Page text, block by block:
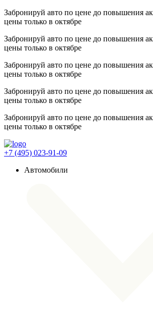
Забронируй авто по цене до повышения
цены только в октябре
Забронируй авто по цене до повышения
цены только в октябре
Забронируй авто по цене до повышения
цены только в октябре
Забронируй авто по цене до повышения
цены только в октябре
Забронируй авто по цене до повышения
цены только в октябре
+7 (495) 023-91-09
Автомобили